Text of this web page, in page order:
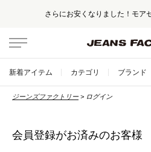
さらにお安くなりました！モア
セール対象外アイテムは
国内・海外500以上のブランドを取り
新規会員登録で500ptプレゼン
新着アイテム カテゴリ ブランド
ジーンズファクトリー ログイン
会員登録がお済みのお客様